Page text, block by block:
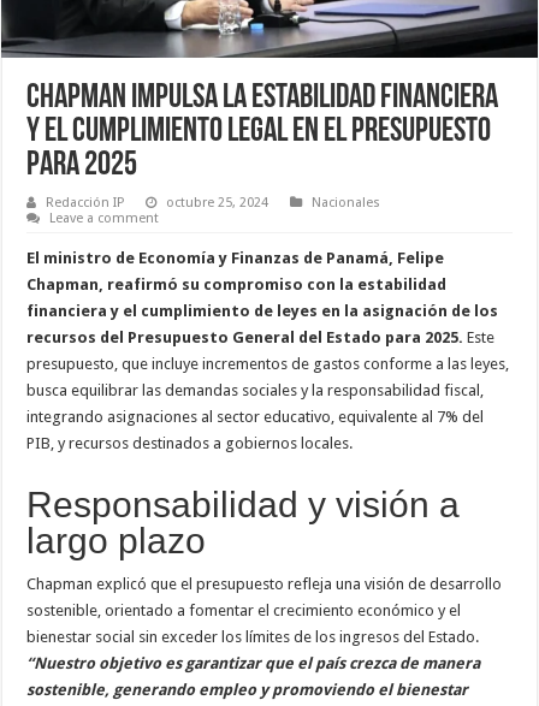
Chapman impulsa la estabilidad financiera
y el cumplimiento legal en el presupuesto
para 2025
Redacción IP octubre 25, 2024
Nacionales
Leave a comment
El ministro de Economía y Finanzas de Panamá, Felipe
Chapman, reafirmó su compromiso con la estabilidad
financiera y el cumplimiento de leyes en la asignación de los
recursos del Presupuesto General del Estado para 2025. Este
presupuesto, que incluye incrementos de gastos conforme a las leyes,
busca equilibrar las demandas sociales y la responsabilidad fiscal,
integrando asignaciones al sector educativo, equivalente al 7% del
PIB, y recursos destinados a gobiernos locales.
Responsabilidad y visión a
largo plazo
Chapman explicó que el presupuesto refleja una visión de desarrollo
sostenible, orientado a fomentar el crecimiento económico y el
bienestar social sin exceder los límites de los ingresos del Estado.
“Nuestro objetivo es garantizar que el país crezca de manera
sostenible, generando empleo y promoviendo el bienestar